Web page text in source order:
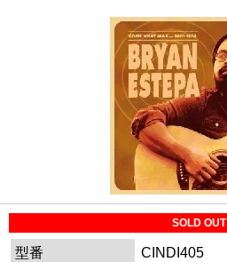
SOLD OUT
型番
CINDI405